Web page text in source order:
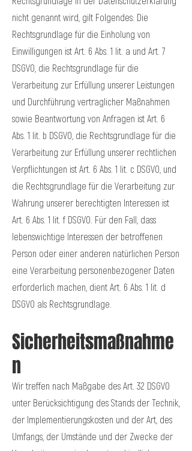
nicht genannt wird, gilt Folgendes: Die
Rechtsgrundlage für die Einholung von
Einwilligungen ist Art. 6 Abs. 1 lit. a und Art. 7
DSGVO, die Rechtsgrundlage für die
Verarbeitung zur Erfüllung unserer Leistungen
und Durchführung vertraglicher Maßnahmen
sowie Beantwortung von Anfragen ist Art. 6
Abs. 1 lit. b DSGVO, die Rechtsgrundlage für die
Verarbeitung zur Erfüllung unserer rechtlichen
Verpflichtungen ist Art. 6 Abs. 1 lit. c DSGVO, und
die Rechtsgrundlage für die Verarbeitung zur
Wahrung unserer berechtigten Interessen ist
Art. 6 Abs. 1 lit. f DSGVO. Für den Fall, dass
lebenswichtige Interessen der betroffenen
Person oder einer anderen natürlichen Person
eine Verarbeitung personenbezogener Daten
erforderlich machen, dient Art. 6 Abs. 1 lit. d
DSGVO als Rechtsgrundlage.
Sicherheitsmaßnahme
n
Wir treffen nach Maßgabe des Art. 32 DSGVO
unter Berücksichtigung des Stands der Technik,
der Implementierungskosten und der Art, des
Umfangs, der Umstände und der Zwecke der